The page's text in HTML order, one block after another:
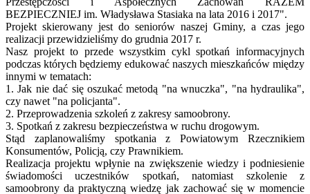
BEZPIECZNIEJ im. Władysława Stasiaka na lata 2016 i 2017".
Projekt skierowany jest do seniorów naszej Gminy, a czas jego
realizacji przewidzieliśmy do grudnia 2017 r.
Nasz projekt to przede wszystkim cykl spotkań informacyjnych
podczas których będziemy edukować naszych mieszkańców między
innymi w tematach:
1. Jak nie dać się oszukać metodą "na wnuczka", "na hydraulika",
czy nawet "na policjanta".
2. Przeprowadzenia szkoleń z zakresy samoobrony.
3. Spotkań z zakresu bezpieczeństwa w ruchu drogowym.
Stąd zaplanowaliśmy spotkania z Powiatowym Rzecznikiem
Konsumentów, Policją, czy Prawnikiem.
Realizacja projektu wpłynie na zwiększenie wiedzy i podniesienie
świadomości uczestników spotkań, natomiast szkolenie z
samoobrony da praktyczną wiedzę jak zachować się w momencie